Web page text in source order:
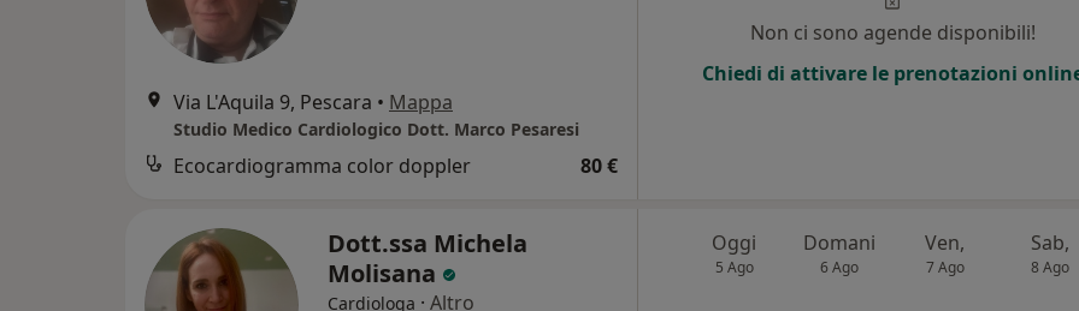
Via L'Aquila 9, Pescara • Mappa
Studio Medico Cardiologico Dott. Marco Pesaresi
Ecocardiogramma color doppler 80 €
Non ci sono agende disponibili!
Chiedi di attivare le prenotazioni
Dott.ssa Michela
Molisana
Cardiologa · Altro
Oggi
5 Ago
Domani
6 Ago
Ven,
7 Ago
Sab,
8 Ago